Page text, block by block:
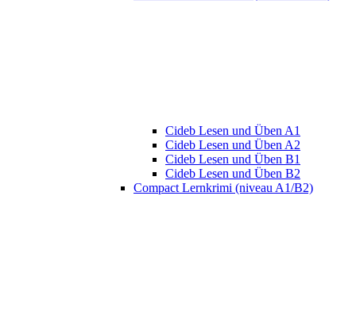
Cideb Lesen und Üben A1
Cideb Lesen und Üben A2
Cideb Lesen und Üben B1
Cideb Lesen und Üben B2
Compact Lernkrimi (niveau A1/B2)